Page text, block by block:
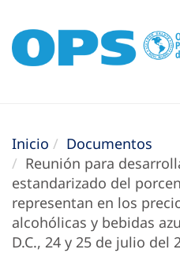
Inicio
Documentos
Reunión para
estandarizado del
representan en los
alcohólicas y bebidas
D.C., 24 y 25 de julio del